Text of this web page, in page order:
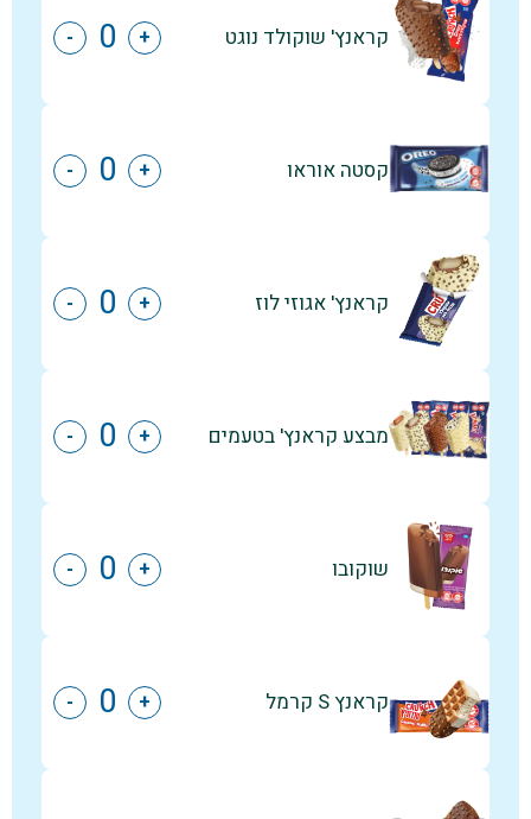
קראנץ' שוקולד נוגט +
-
קסטה אוראו +
-
קראנץ' אגוזי לוז +
-
מבצע קראנץ' בטעמים +
-
שוקובו +
-
קראנץ S קרמל +
-